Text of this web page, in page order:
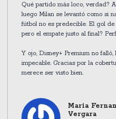
Qué partido más loco, verdad?
luego Milan se levantó como si
fútbol no es predecible. El gol
pero el empate justo al final?
Y ojo, Disney+ Premium no falló,
impecable. Gracias por la
merece ser visto bien.
Maria
Vergara